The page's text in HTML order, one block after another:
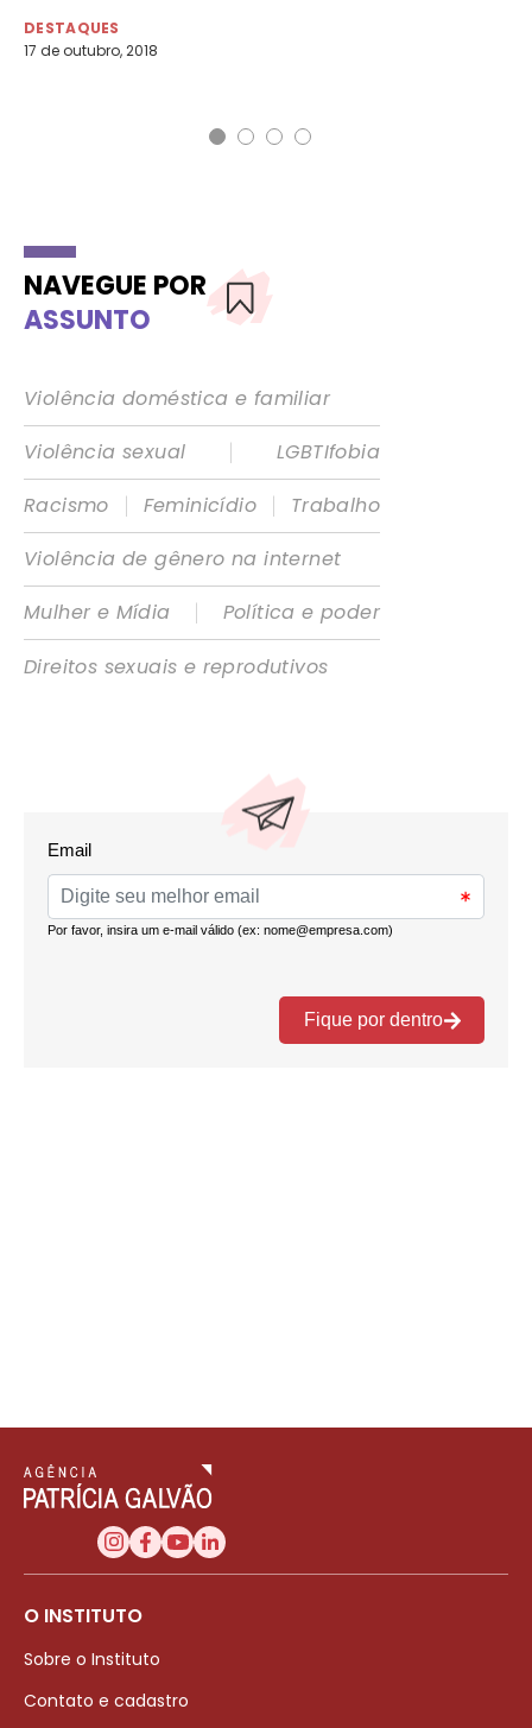
DESTAQUES
17 de outubro, 2018
NAVEGUE POR
ASSUNTO
Violência doméstica e familiar
Violência sexual
|
LGBTIfobia
Racismo
| Feminicídio |
Trabalho
Violência de gênero na internet
Mulher e Mídia
|
Política e poder
Direitos sexuais e reprodutivos
O INSTITUTO
Sobre o Instituto
Contato e cadastro